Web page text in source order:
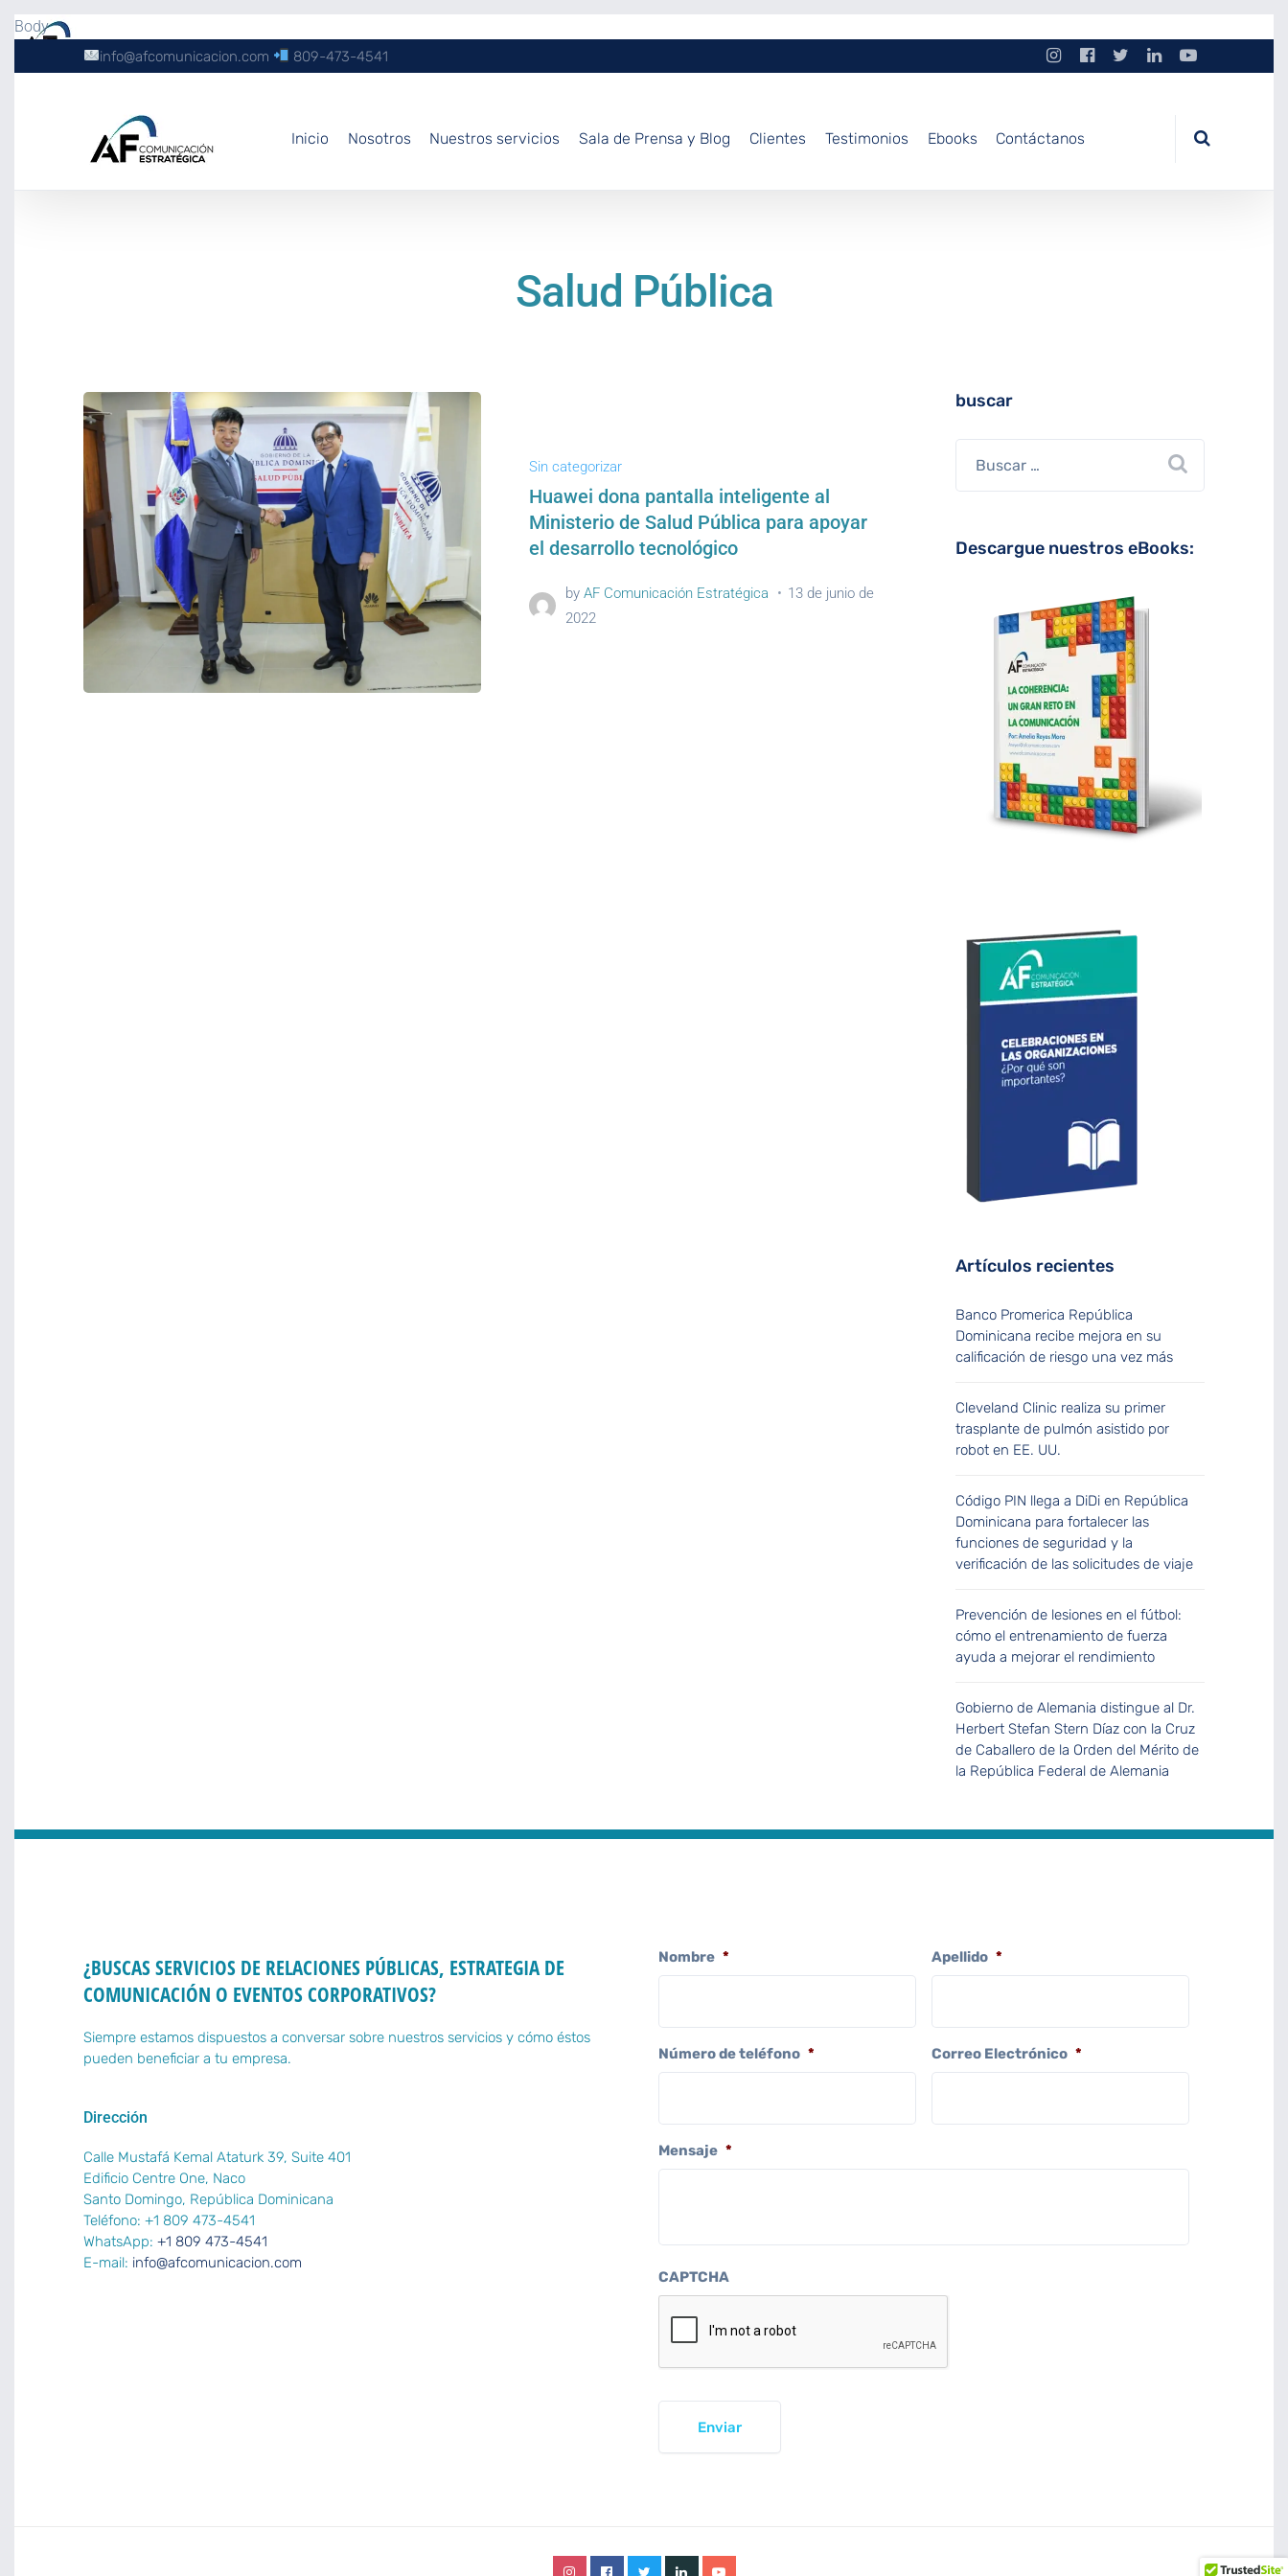
Body
info@afcomunicacion.com 809-473-4541
Inicio Nosotros Nuestros servicios Sala de Prensa y Blog Clientes Testimonios Ebooks Contáctanos
Salud Pública
Sin categorizar
Huawei dona pantalla inteligente al
Ministerio de Salud Pública para apoyar
el desarrollo tecnológico
by AF Comunicación Estratégica
13 de junio de
2022
buscar
Descargue nuestros eBooks:
Artículos recientes
Banco Promerica República
Dominicana recibe mejora en su
calificación de riesgo una vez más
Cleveland Clinic realiza su primer
trasplante de pulmón asistido por
robot en EE. UU.
Código PIN llega a DiDi en República
Dominicana para fortalecer las
funciones de seguridad y la
verificación de las solicitudes de viaje
Prevención de lesiones en el fútbol:
cómo el entrenamiento de fuerza
ayuda a mejorar el rendimiento
Gobierno de Alemania distingue al Dr.
Herbert Stefan Stern Díaz con la Cruz
de Caballero de la Orden del Mérito de
la República Federal de Alemania
¿BUSCAS SERVICIOS DE RELACIONES PÚBLICAS, ESTRATEGIA DE
COMUNICACIÓN O EVENTOS CORPORATIVOS?
Siempre estamos dispuestos a conversar sobre nuestros servicios y cómo éstos
pueden beneficiar a tu empresa.
Dirección
Calle Mustafá Kemal Ataturk 39, Suite 401
Edificio Centre One, Naco
Santo Domingo, República Dominicana
Teléfono: +1 809 473-4541
WhatsApp: +1 809 473-4541
E-mail: info@afcomunicacion.com
Nombre * Apellido *
Número de teléfono * Correo Electrónico *
Mensaje *
CAPTCHA